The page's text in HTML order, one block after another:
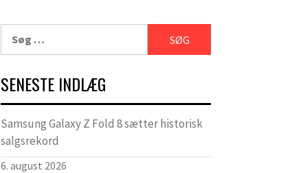
efter:
SENESTE INDLÆG
Samsung Galaxy Z Fold 8 sætter historisk
salgsrekord
6. august 2026